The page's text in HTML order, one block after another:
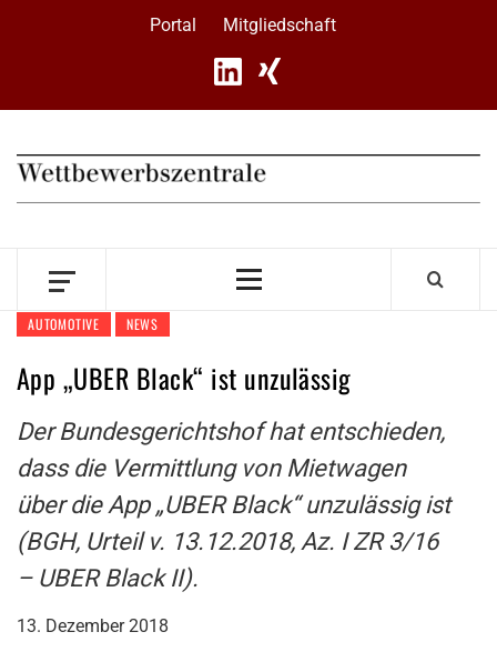
Portal Mitgliedschaft
Primary
AUTOMOTIVE NEWS
App „UBER Black“ ist unzulässig
Der Bundesgerichtshof hat entschieden,
dass die Vermittlung von Mietwagen
über die App „UBER Black“ unzulässig ist
(BGH, Urteil v. 13.12.2018, Az. I ZR 3/16
– UBER Black II).
13. Dezember 2018